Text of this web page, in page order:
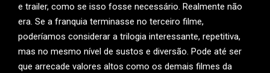
e trailer, como se isso fosse necessário. Realmente não
era. Se a franquia terminasse no terceiro filme,
poderíamos considerar a trilogia interessante, repetitiva,
mas no mesmo nível de sustos e diversão. Pode até ser
que arrecade valores altos como os demais filmes da